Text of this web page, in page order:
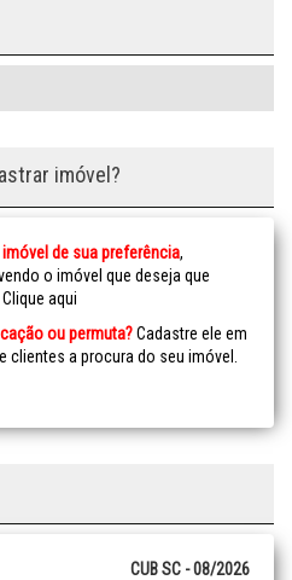
imóvel?
de sua preferência,
o imóvel que deseja que
Clique aqui
ou permuta?Cadastre ele em
a procura do seu imóvel.
CUB SC - 08/2026